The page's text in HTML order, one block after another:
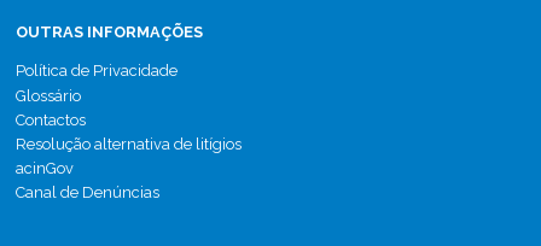
OUTRAS INFORMAÇÕES
Política de Privacidade
Glossário
Contactos
Resolução alternativa de litígios
acinGov
Canal de Denúncias